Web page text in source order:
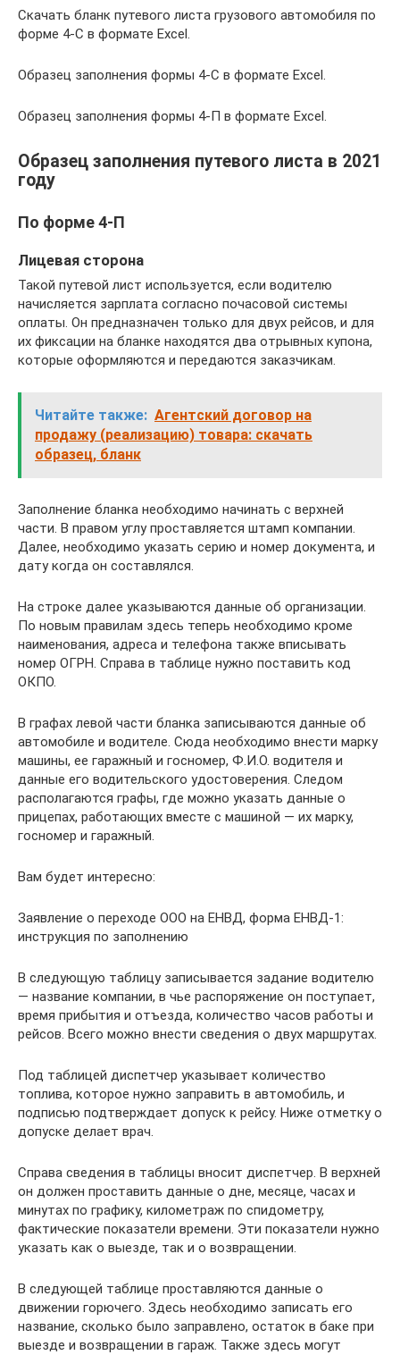
Скачать бланк путевого листа грузового автомобиля по
форме 4-C в формате Excel.
Образец заполнения формы 4-С в формате Excel.
Образец заполнения формы 4-П в формате Excel.
Образец заполнения путевого листа в 2021
году
По форме 4-П
Лицевая сторона
Такой путевой лист используется, если водителю
начисляется зарплата согласно почасовой системы
оплаты. Он предназначен только для двух рейсов, и для
их фиксации на бланке находятся два отрывных купона,
которые оформляются и передаются заказчикам.
Читайте также: Агентский договор на
продажу (реализацию) товара: скачать
образец, бланк
Заполнение бланка необходимо начинать с верхней
части. В правом углу проставляется штамп компании.
Далее, необходимо указать серию и номер документа, и
дату когда он составлялся.
На строке далее указываются данные об организации.
По новым правилам здесь теперь необходимо кроме
наименования, адреса и телефона также вписывать
номер ОГРН. Справа в таблице нужно поставить код
ОКПО.
В графах левой части бланка записываются данные об
автомобиле и водителе. Сюда необходимо внести марку
машины, ее гаражный и госномер, Ф.И.О. водителя и
данные его водительского удостоверения. Следом
располагаются графы, где можно указать данные о
прицепах, работающих вместе с машиной — их марку,
госномер и гаражный.
Вам будет интересно:
Заявление о переходе ООО на ЕНВД, форма ЕНВД-1:
инструкция по заполнению
В следующую таблицу записывается задание водителю
— название компании, в чье распоряжение он поступает,
время прибытия и отъезда, количество часов работы и
рейсов. Всего можно внести сведения о двух маршрутах.
Под таблицей диспетчер указывает количество
топлива, которое нужно заправить в автомобиль, и
подписью подтверждает допуск к рейсу. Ниже отметку о
допуске делает врач.
Справа сведения в таблицы вносит диспетчер. В верхней
он должен проставить данные о дне, месяце, часах и
минутах по графику, километраж по спидометру,
фактические показатели времени. Эти показатели нужно
указать как о выезде, так и о возвращении.
В следующей таблице проставляются данные о
движении горючего. Здесь необходимо записать его
название, сколько было заправлено, остаток в баке при
выезде и возвращении в гараж. Также здесь могут